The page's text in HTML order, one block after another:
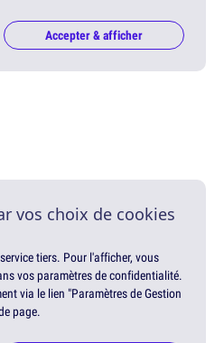
Accepter & afficher
vos choix de cookies
tiers. Pour l'afficher, vous
vos paramètres de confidentialité.
via le lien "Paramètres de Gestion
page.